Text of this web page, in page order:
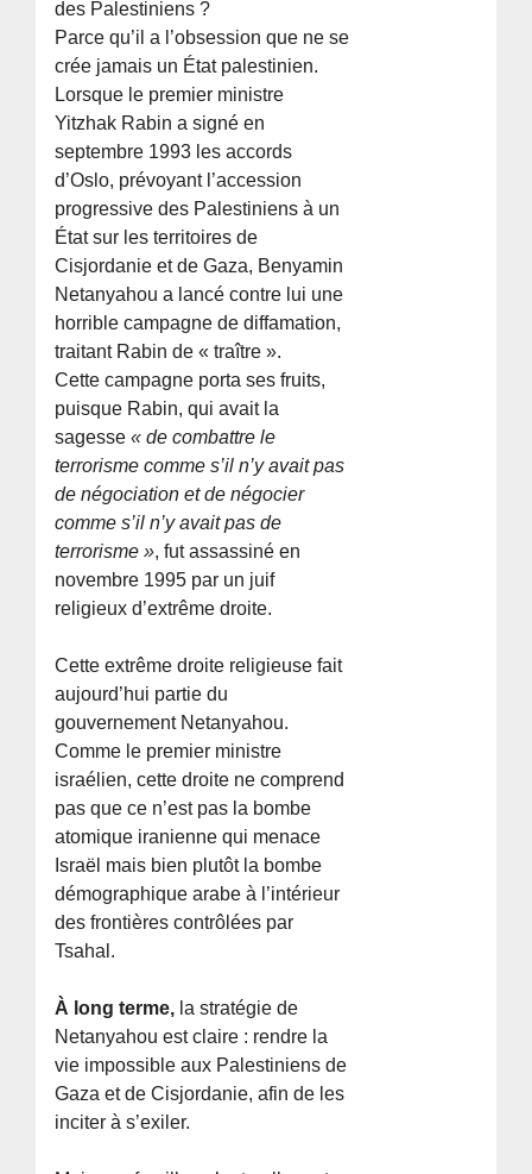
des Palestiniens ?
Parce qu’il a l’obsession que ne se
crée jamais un État palestinien.
Lorsque le premier ministre
Yitzhak Rabin a signé en
septembre 1993 les accords
d’Oslo, prévoyant l’accession
progressive des Palestiniens à un
État sur les territoires de
Cisjordanie et de Gaza, Benyamin
Netanyahou a lancé contre lui une
horrible campagne de diffamation,
traitant Rabin de « traître ».
Cette campagne porta ses fruits,
puisque Rabin, qui avait la
sagesse« de combattre le
terrorisme comme s’il n’y avait pas
de négociation et de négocier
comme s’il n’y avait pas de
terrorisme », fut assassiné en
novembre 1995 par un juif
religieux d’extrême droite.
Cette extrême droite religieuse fait
aujourd’hui partie du
gouvernement Netanyahou.
Comme le premier ministre
israélien, cette droite ne comprend
pas que ce n’est pas la bombe
atomique iranienne qui menace
Israël mais bien plutôt la bombe
démographique arabe à l’intérieur
des frontières contrôlées par
Tsahal.
À long terme, la stratégie de
Netanyahou est claire : rendre la
vie impossible aux Palestiniens de
Gaza et de Cisjordanie, afin de les
inciter à s’exiler.